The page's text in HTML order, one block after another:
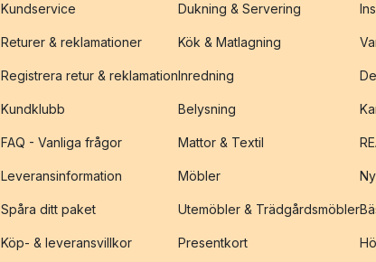
Kundservice
Returer & reklamationer
Registrera retur & reklamation
Kundklubb
FAQ - Vanliga frågor
Leveransinformation
Spåra ditt paket
Köp- & leveransvillkor
Dukning & Servering
Kök & Matlagning
Inredning
Belysning
Mattor & Textil
Möbler
Utemöbler & Trädgårdsmöbler
Presentkort